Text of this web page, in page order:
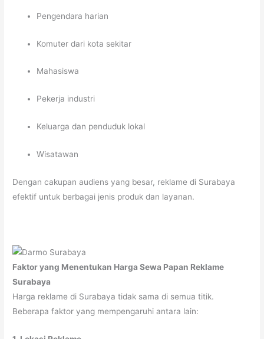
Pengendara harian
Komuter dari kota sekitar
Mahasiswa
Pekerja industri
Keluarga dan penduduk lokal
Wisatawan
Dengan cakupan audiens yang besar, reklame di Surabaya
efektif untuk berbagai jenis produk dan layanan.
Faktor yang Menentukan Harga Sewa Papan Reklame
Surabaya
Harga reklame di Surabaya tidak sama di semua titik.
Beberapa faktor yang mempengaruhi antara lain: